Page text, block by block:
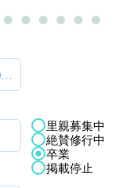
里親募集中
絶賛修行中
卒業
掲載停止